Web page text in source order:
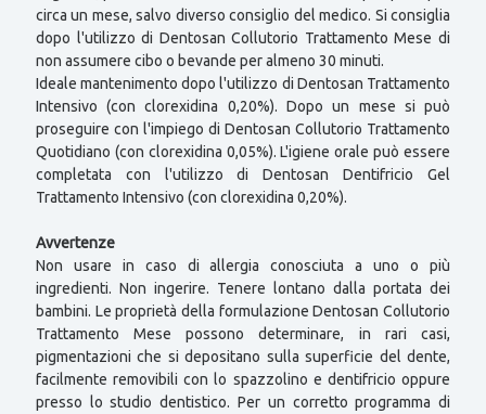
circa un mese, salvo diverso consiglio del medico. Si consiglia
dopo l'utilizzo di Dentosan Collutorio Trattamento Mese di
non assumere cibo o bevande per almeno 30 minuti.
Ideale mantenimento dopo l'utilizzo di Dentosan Trattamento
Intensivo (con clorexidina 0,20%). Dopo un mese si può
proseguire con l'impiego di Dentosan Collutorio Trattamento
Quotidiano (con clorexidina 0,05%). L'igiene orale può essere
completata con l'utilizzo di Dentosan Dentifricio Gel
Trattamento Intensivo (con clorexidina 0,20%).
Avvertenze
Non usare in caso di allergia conosciuta a uno o più
ingredienti. Non ingerire. Tenere lontano dalla portata dei
bambini. Le proprietà della formulazione Dentosan Collutorio
Trattamento Mese possono determinare, in rari casi,
pigmentazioni che si depositano sulla superficie del dente,
facilmente removibili con lo spazzolino e dentifricio oppure
presso lo studio dentistico. Per un corretto programma di